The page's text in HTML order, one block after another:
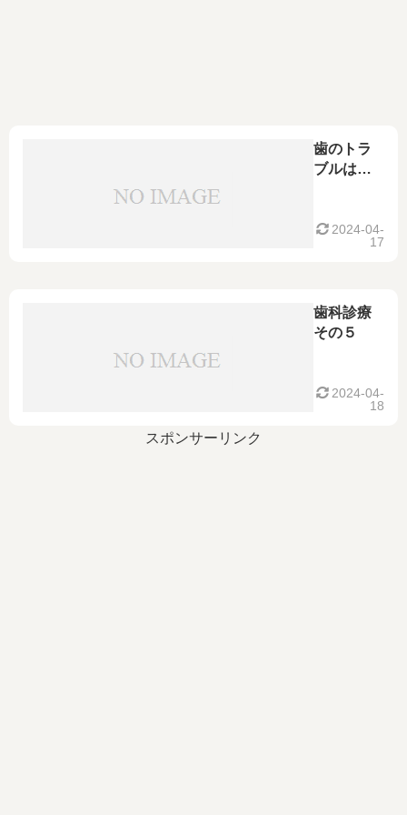
歯のトラ
ブルは突
2024-04-
17
歯科診療
その５
2024-04-
18
スポンサーリンク